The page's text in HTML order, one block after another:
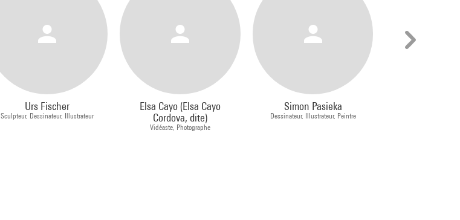
Urs Fischer
Sculpteur, Dessinateur, Illustrateur
Elsa Cayo (Elsa Cayo
Cordova, dite)
Vidéaste, Photographe
Simon Pasieka
Dessinateur, Illustrateur, Peintre